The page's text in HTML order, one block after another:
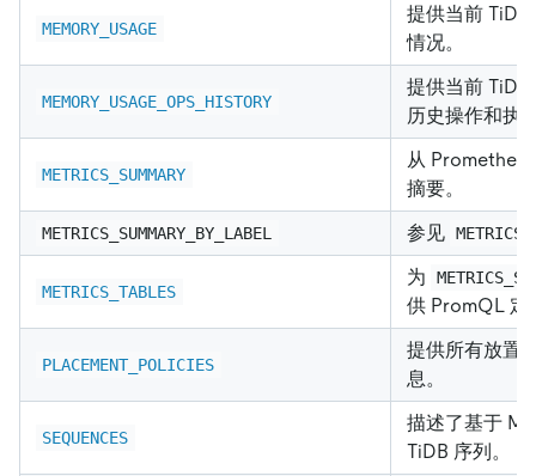
MEMORY_USAGE
提供当前
情况。
MEMORY_USAGE_OPS_HISTORY
提供当前
历史操作和执
METRICS_SUMMARY
从
摘要。
METRICS_SUMMARY_BY_LABEL 参见
METRICS_TABLES
为
供 PromQL 定
PLACEMENT_POLICIES
提供所有放置
息。
SEQUENCES
描述了基于
TiDB 序列。